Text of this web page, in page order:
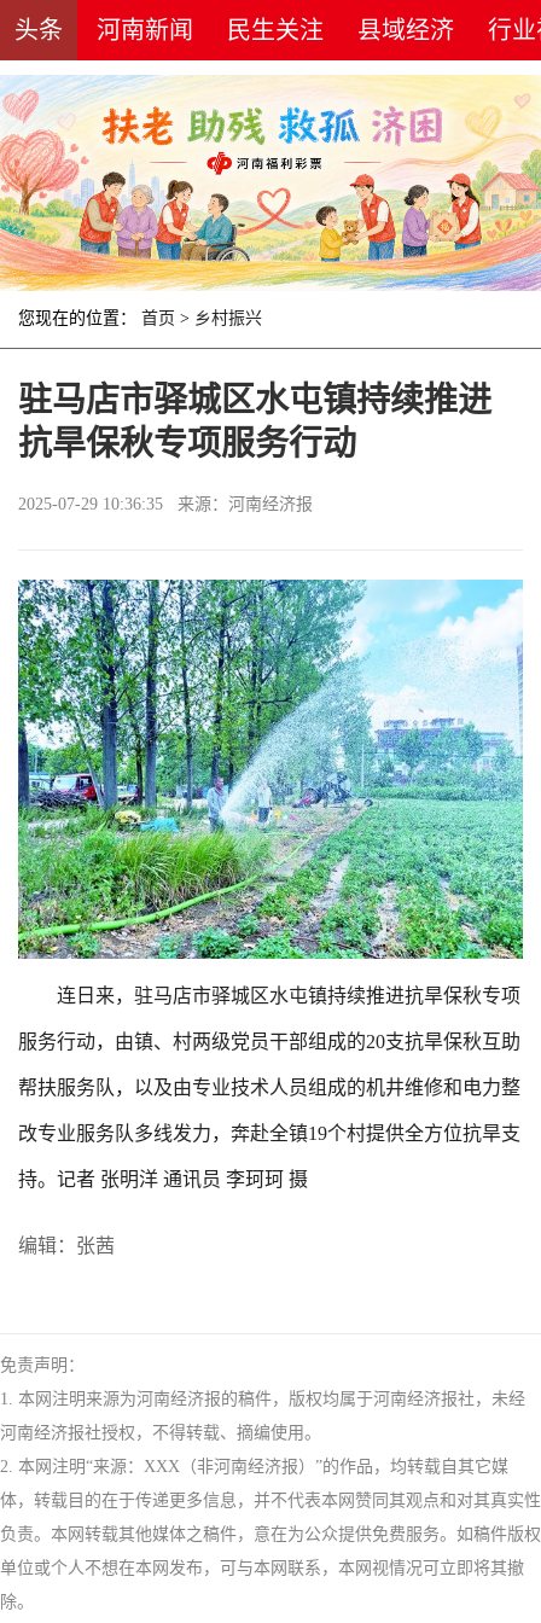
头条 河南新闻 民生关注 县域经济 行
您现在的位置： 首页 > 乡村振兴
驻马店市驿城区水屯镇持续推进
抗旱保秋专项服务行动
2025-07-29 10:36:35 来源：河南经济报
连日来，驻马店市驿城区水屯镇持续推进抗旱保秋专项
服务行动，由镇、村两级党员干部组成的20支抗旱保秋互助
帮扶服务队，以及由专业技术人员组成的机井维修和电力整
改专业服务队多线发力，奔赴全镇19个村提供全方位抗旱支
持。记者 张明洋 通讯员 李珂珂 摄
编辑：张茜
免责声明：
1. 本网注明来源为河南经济报的稿件，版权均属于河南经济报社，未经
河南经济报社授权，不得转载、摘编使用。
2. 本网注明“来源：XXX（非河南经济报）”的作品，均转载自其它媒
体，转载目的在于传递更多信息，并不代表本网赞同其观点和对其真实性
负责。本网转载其他媒体之稿件，意在为公众提供免费服务。如稿件版权
单位或个人不想在本网发布，可与本网联系，本网视情况可立即将其撤
除。